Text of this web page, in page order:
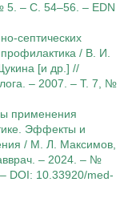
5. – С. 54–56. – EDN
септических
/ В. И.
[и др.] //
– 2007. – Т. 7, №
применения
Эффекты и
/ М. Л. Максимов,
– 2024. – №
DOI: 10.33920/med-